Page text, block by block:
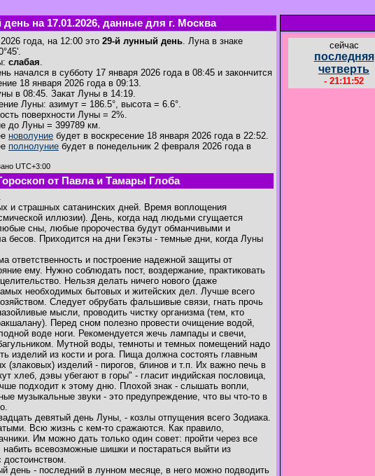
на 17.01.2026, данные для г. Москва
года, на 12:00 это 29-й лунный день. Луна в знаке
слабая.
начался в субботу 17 января 2026 года в 08:45 и закончится
18 января 2026 года в 09:13.
в 08:45. Закат Луны в 14:19.
Луны: азимут = 186.5°, высота = 6.6°.
поверхности Луны = 2%.
до Луны = 399789 км.
новолуние будет в воскресение 18 января 2026 года в 22:52.
полнолуние будет в понедельник 2 февраля 2026 года в
UTC+3:00
от Павла и Тамары Глоба
и страшных сатанинских дней. Время воплощения
иллюзии). День, когда над людьми сгущается
сны, любые пророчества будут обманчивыми и
бесов. Приходится на дни Гекэты - темные дни, когда Луны
ответственность и построение надежной защиты от
ему. Нужно соблюдать пост, воздержание, практиковать
Нельзя делать ничего нового (даже
необходимых бытовых и житейских дел. Лучше всего
Следует обрубать фальшивые связи, гнать прочь
мысли, проводить чистку организма (тем, кто
Перед сном полезно провести очищение водой,
воде ноги. Рекомендуется жечь лампады и свечи,
Мутной воды, темноты и темных помещений надо
изделий из кости и рога. Пища должна состоять главным
(злаковых) изделий - пирогов, блинов и т.п. Их важно печь в
хлеб, дэвы убегают в горы" - гласит индийская пословица,
подходит к этому дню. Плохой знак - слышать вопли,
музыкальные звуки - это предупреждение, что вы что-то в
девятый день Луны, - козлы отпущения всего Зодиака.
Всю жизнь с кем-то сражаются. Как правило,
Им можно дать только один совет: пройти через все
всевозможные шишки и постараться выйти из
день - последний в лунном месяце, в него можно подводить
cейчас
последняя
четверть
- 21:11:53